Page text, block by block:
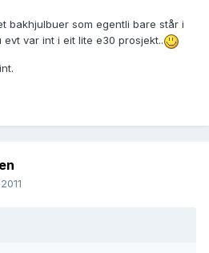
bakhjulbuer som egentli bare står i
var int i eit lite e30 prosjekt..